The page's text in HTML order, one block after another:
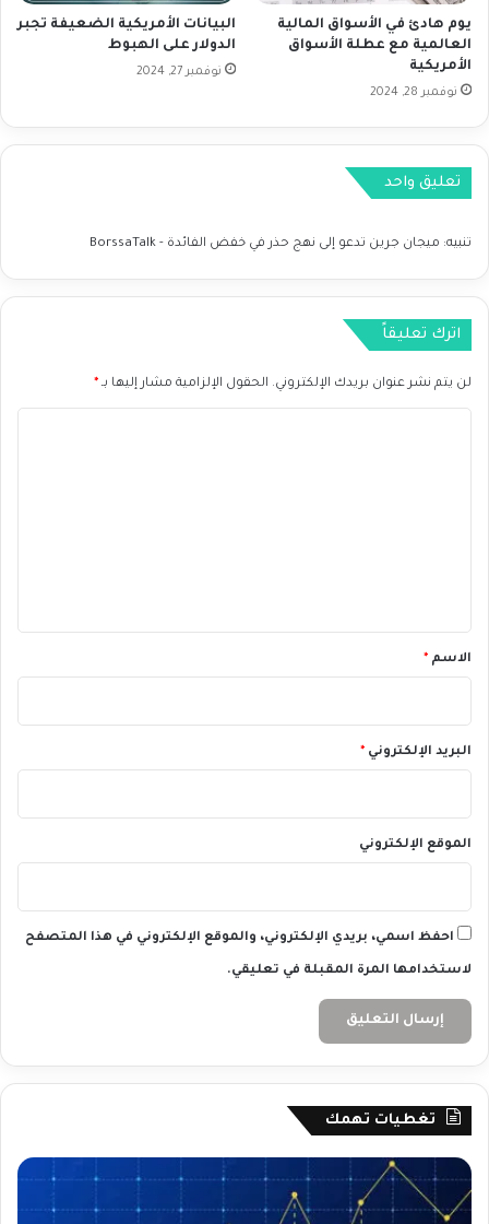
ا
ل
ي
ف
ا
ئ
د
ب
م
يوم هادئ في الأسواق المالية
العالمية مع عطلة الأسواق
الأمريكية
نوفمبر 28, 2024
البيانات الأمريكية الضعيفة تجبر
الدولار على الهبوط
نوفمبر 27, 2024
تعليق واحد
تنبيه: ميجان جرين تدعو إلى نهج حذر في خفض الفائدة - BorssaTalk
اترك تعليقاً
لن يتم نشر عنوان بريدك الإلكتروني. الحقول الإلزامية مشار إليها بـ *
*الاسم *
البريد الإلكتروني *
الموقع الإلكتروني
احفظ اسمي، بريدي الإلكتروني، والموقع الإلكتروني في هذا المتصفح
لاستخدامها المرة المقبلة في تعليقي.
تغطيات تهمك